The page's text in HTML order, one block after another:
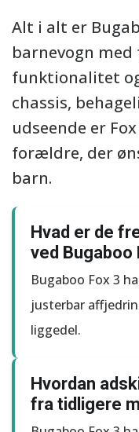
Alt i alt er
barnevogn med
funktionalitet
chassis,
udseende er
forældre, der
barn.
Hvad er de
ved Bugaboo
Bugaboo Fox 3
justerbar
liggedel.
Hvordan
fra tidligere